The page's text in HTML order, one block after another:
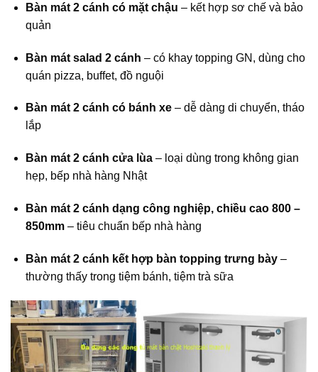
Bàn mát 2 cánh có mặt chậu – kết hợp sơ chế và bảo
quản
Bàn mát salad 2 cánh – có khay topping GN, dùng cho
quán pizza, buffet, đồ nguội
Bàn mát 2 cánh có bánh xe– dễ dàng di chuyển, tháo
lắp
Bàn mát 2 cánh cửa lùa– loại dùng trong không gian
hẹp, bếp nhà hàng Nhật
Bàn mát 2 cánh dạng công nghiệp, chiều cao 800 –
850mm– tiêu chuẩn bếp nhà hàng
Bàn mát 2 cánh kết hợp bàn topping trưng bày–
thường thấy trong tiệm bánh, tiệm trà sữa